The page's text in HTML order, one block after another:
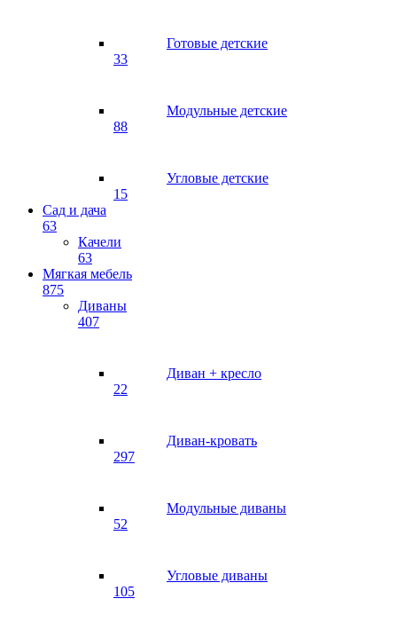
Готовые детские
33
Модульные детские
88
Угловые детские
15
Сад и дача
63
Качели
63
Мягкая мебель
875
Диваны
407
Диван + кресло
22
Диван-кровать
297
Модульные диваны
52
Угловые диваны
105